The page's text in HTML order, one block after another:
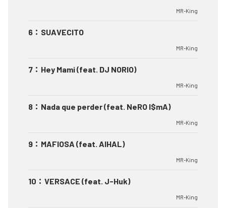
MR-King
6 ： SUAVECITO
MR-King
7 ： Hey Mami (feat. DJ NORIO)
MR-King
8 ： Nada que perder (feat. NeRO I$mA)
MR-King
9 ： MAFIOSA (feat. AIHAL)
MR-King
10 ： VERSACE (feat. J-Huk)
MR-King